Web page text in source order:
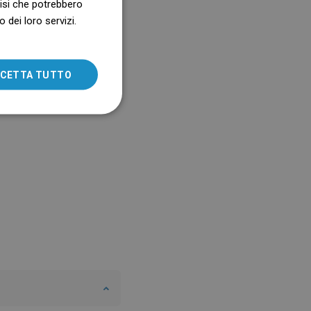
SLOVAK
ROMANIAN
FRENCH
che potrebbero
dei loro servizi.
TUTTO